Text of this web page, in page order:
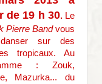
de 19 h 30.Le
Pierre Bandvous
sur des
tropicaux. Au
: Zouk,
Mazurka... du